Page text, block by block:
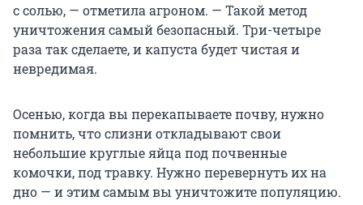
с солью, — отметила агроном. — Такой метод
уничтожения самый безопасный. Три-четыре
раза так сделаете, и капуста будет чистая и
невредимая.
Осенью, когда вы перекапываете почву, нужно
помнить, что слизни откладывают свои
небольшие круглые яйца под почвенные
комочки, под травку. Нужно перевернуть их на
дно — и этим самым вы уничтожите популяцию.